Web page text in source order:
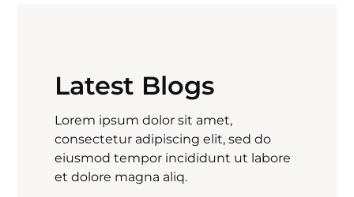
Latest Blogs
Lorem ipsum dolor sit amet,
consectetur adipiscing elit, sed do
eiusmod tempor incididunt ut labore
et dolore magna aliq.